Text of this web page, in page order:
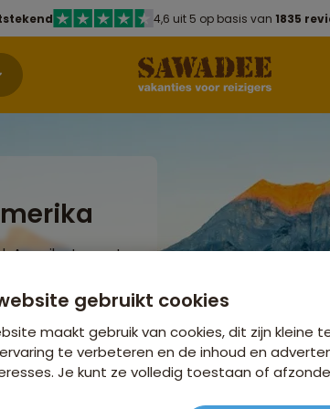
4,6 uit 5 op basis van 1835
Amerika te voet
ogen uit tijdens
Canyon.
gebruikt cookies
maakt gebruik van cookies, dit zijn kleine
te verbeteren en de inhoud en
Je kunt ze volledig toestaan of